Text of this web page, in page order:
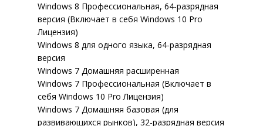
Windows 8 Профессиональная, 64-разрядная
версия (Включает в себя Windows 10 Pro
Лицензия)
Windows 8 для одного языка, 64-разрядная
версия
Windows 7 Домашняя расширенная
Windows 7 Профессиональная (Включает в
себя Windows 10 Pro Лицензия)
Windows 7 Домашняя базовая (для
развивающихся рынков), 32-разрядная версия